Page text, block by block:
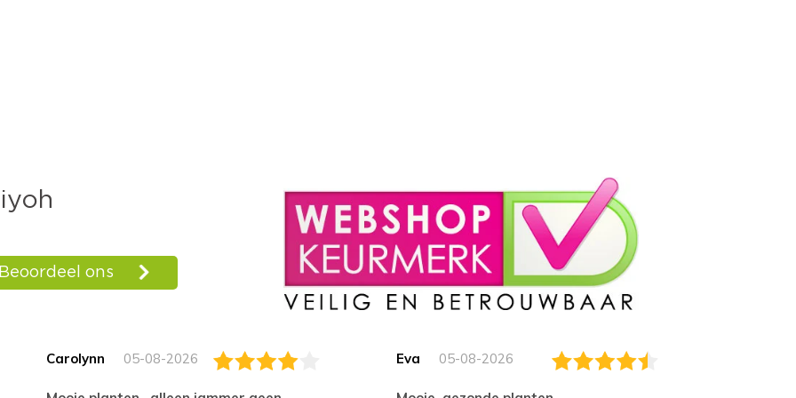
Carolynn 05-08-2026 Eva 05-08-2026